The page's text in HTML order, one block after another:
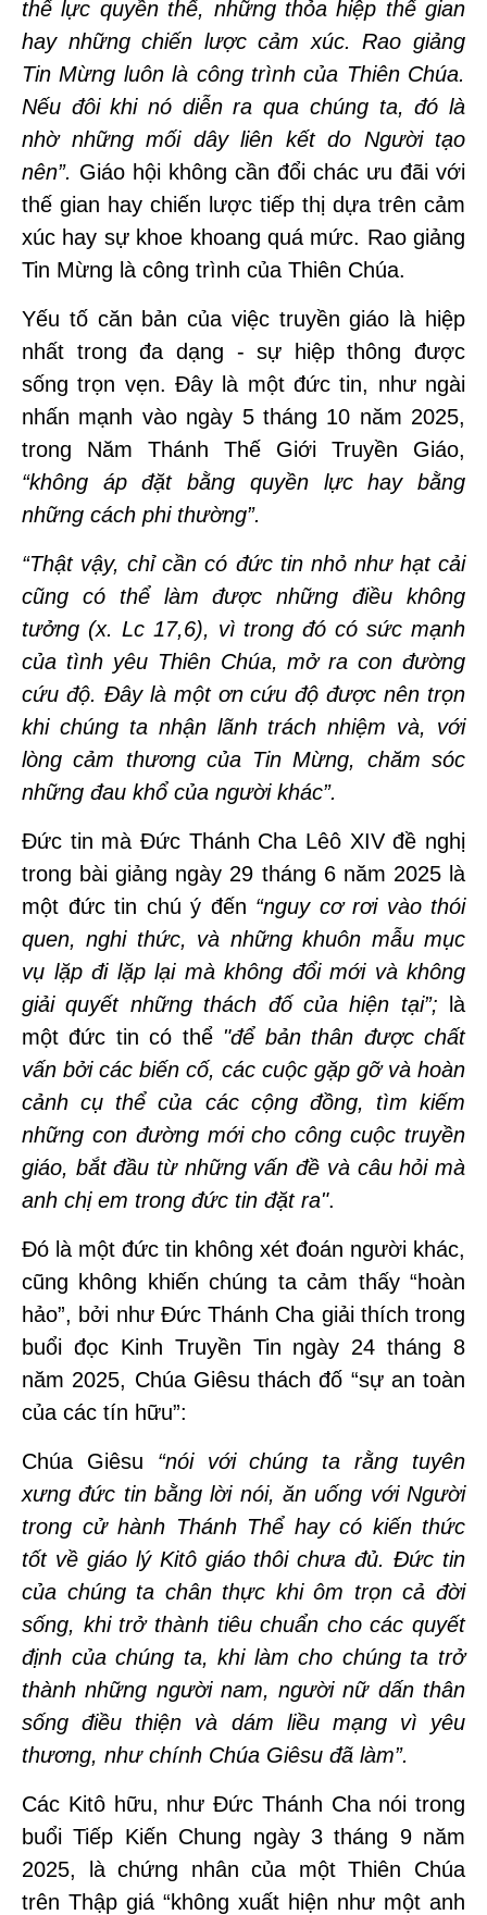
thế lực quyền thế, những thỏa hiệp thế gian
hay những chiến lược cảm xúc. Rao giảng
Tin Mừng luôn là công trình của Thiên Chúa.
Nếu đôi khi nó diễn ra qua chúng ta, đó là
nhờ những mối dây liên kết do Người tạo
nên”. Giáo hội không cần đổi chác ưu đãi với
thế gian hay chiến lược tiếp thị dựa trên cảm
xúc hay sự khoe khoang quá mức. Rao giảng
Tin Mừng là công trình của Thiên Chúa.
Yếu tố căn bản của việc truyền giáo là hiệp
nhất trong đa dạng - sự hiệp thông được
sống trọn vẹn. Đây là một đức tin, như ngài
nhấn mạnh vào ngày 5 tháng 10 năm 2025,
trong Năm Thánh Thế Giới Truyền Giáo,
“không áp đặt bằng quyền lực hay bằng
những cách phi thường”.
“Thật vậy, chỉ cần có đức tin nhỏ như hạt cải
cũng có thể làm được những điều không
tưởng (x. Lc 17,6), vì trong đó có sức mạnh
của tình yêu Thiên Chúa, mở ra con đường
cứu độ. Đây là một ơn cứu độ được nên trọn
khi chúng ta nhận lãnh trách nhiệm và, với
lòng cảm thương của Tin Mừng, chăm sóc
những đau khổ của người khác”.
Đức tin mà Đức Thánh Cha Lêô XIV đề nghị
trong bài giảng ngày 29 tháng 6 năm 2025 là
một đức tin chú ý đến “nguy cơ rơi vào thói
quen, nghi thức, và những khuôn mẫu mục
vụ lặp đi lặp lại mà không đổi mới và không
giải quyết những thách đố của hiện tại”; là
một đức tin có thể "để bản thân được chất
vấn bởi các biến cố, các cuộc gặp gỡ và hoàn
cảnh cụ thể của các cộng đồng, tìm kiếm
những con đường mới cho công cuộc truyền
giáo, bắt đầu từ những vấn đề và câu hỏi mà
anh chị em trong đức tin đặt ra".
Đó là một đức tin không xét đoán người khác,
cũng không khiến chúng ta cảm thấy “hoàn
hảo”, bởi như Đức Thánh Cha giải thích trong
buổi đọc Kinh Truyền Tin ngày 24 tháng 8
năm 2025, Chúa Giêsu thách đố “sự an toàn
của các tín hữu”:
Chúa Giêsu “nói với chúng ta rằng tuyên
xưng đức tin bằng lời nói, ăn uống với Người
trong cử hành Thánh Thể hay có kiến thức
tốt về giáo lý Kitô giáo thôi chưa đủ. Đức tin
của chúng ta chân thực khi ôm trọn cả đời
sống, khi trở thành tiêu chuẩn cho các quyết
định của chúng ta, khi làm cho chúng ta trở
thành những người nam, người nữ dấn thân
sống điều thiện và dám liều mạng vì yêu
thương, như chính Chúa Giêsu đã làm”.
Các Kitô hữu, như Đức Thánh Cha nói trong
buổi Tiếp Kiến Chung ngày 3 tháng 9 năm
2025, là chứng nhân của một Thiên Chúa
trên Thập giá “không xuất hiện như một anh